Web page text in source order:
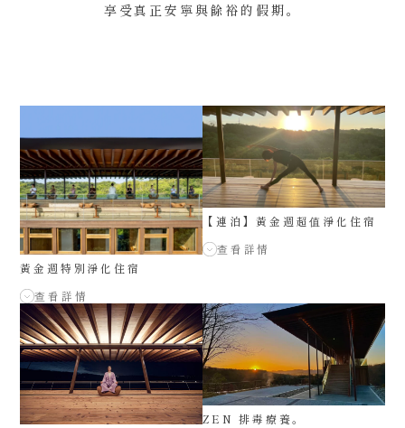
享受真正安寧與餘裕的假期。
黃金週特別淨化住宿
查看詳情
【連泊】黃金週超值淨化住宿
查看詳情
ZEN 排毒療養。